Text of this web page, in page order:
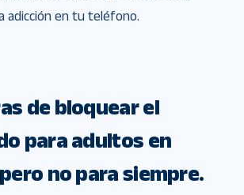
adicción en tu teléfono.
de bloquear el
para adultos en
no para siempre.